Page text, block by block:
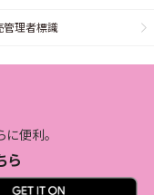
管理者標識
便利。
ら